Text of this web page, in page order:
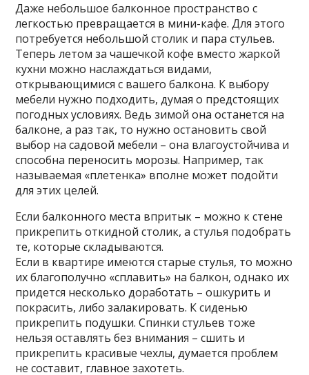
Даже небольшое балконное пространство с
легкостью превращается в мини-кафе. Для этого
потребуется небольшой столик и пара стульев.
Теперь летом за чашечкой кофе вместо жаркой
кухни можно наслаждаться видами,
открывающимися с вашего балкона. К выбору
мебели нужно подходить, думая о предстоящих
погодных условиях. Ведь зимой она останется на
балконе, а раз так, то нужно остановить свой
выбор на садовой мебели – она влагоустойчива и
способна переносить морозы. Например, так
называемая «плетенка» вполне может подойти
для этих целей.
Если балконного места впритык – можно к стене
прикрепить откидной столик, а стулья подобрать
те, которые складываются.
Если в квартире имеются старые стулья, то можно
их благополучно «сплавить» на балкон, однако их
придется несколько доработать – ошкурить и
покрасить, либо залакировать. К сиденью
прикрепить подушки. Спинки стульев тоже
нельзя оставлять без внимания – сшить и
прикрепить красивые чехлы, думается проблем
не составит, главное захотеть.